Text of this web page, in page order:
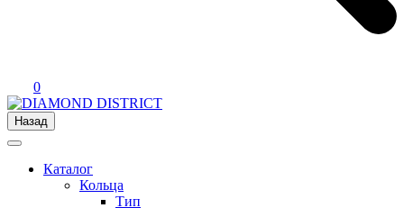
0
Назад
Каталог
Кольца
Тип